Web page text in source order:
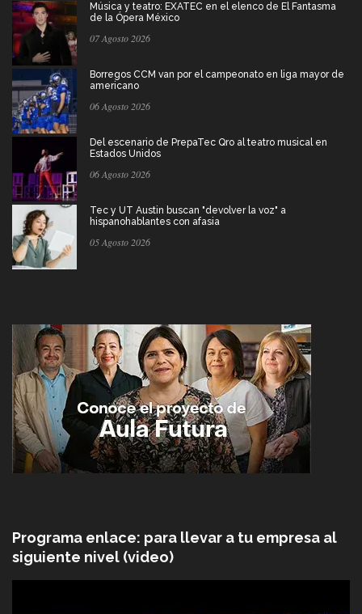
Música y teatro: EXATEC en el elenco de El Fantasma
de la Ópera México
07 Agosto 2026
Borregos CCM van por el campeonato en liga mayor de
americano
06 Agosto 2026
Del escenario de PrepaTec Qro al teatro musical en
Estados Unidos
06 Agosto 2026
Tec y UT Austin buscan "devolver la voz" a
hispanohablantes con afasia
05 Agosto 2026
Programa enlace: para llevar a tu empresa al
siguiente nivel (video)